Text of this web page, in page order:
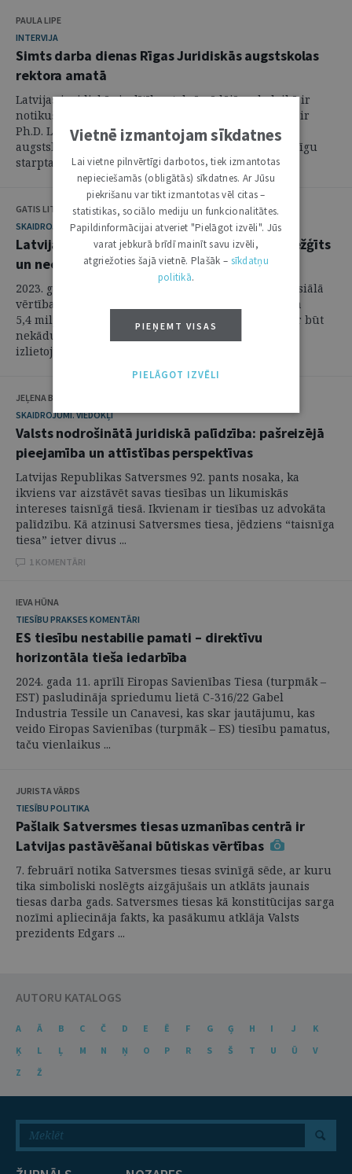
PAULA LIPE
INTERVIJA
Simts darba dienas Rīgas Juridiskās augstskolas
rektora amatā
Latvijas juridiskās izglītības telpā pēdējā gada laikā ir
notikušas vairākas būtiskas izmaiņas. Viena no tām ir
Ph.D. Lauras Ratnieces ievēlēšana Rīgas Juridiskās
augstskolas (turpmāk – RJA) rektora amatā. Ar bagātīgu
starptautisko pieredzi un ...
GATIS LITVINS
SKAIDROJUMI. VIEDOKĻI
Latvijas publisko iepirkumu regulējums – sarežģīts
un neelastīgs
2023. gadā kopējā piešķirto iepirkuma līgumu finansiālā
vērtība, piemērojot Publisko iepirkuma likumu, bija
5,4 miljardi eiro (bez PVN), kas ir 14 % no IKP. Nevar būt
nekādu šaubu, ka tik nozīmīgs publisko līdzekļu
izlietojums ...
JEĻENA BĀRBALE
SKAIDROJUMI. VIEDOKĻI
Valsts nodrošinātā juridiskā palīdzība: pašreizējā
pieejamība un attīstības perspektīvas
Latvijas Republikas Satversmes 92. pants nosaka, ka
ikviens var aizstāvēt savas tiesības un likumiskās
intereses taisnīgā tiesā. Ikvienam ir tiesības uz advokāta
palīdzību. Kā atzinusi Satversmes tiesa, jēdziens “taisnīga
tiesa” ietver divus ...
1 KOMENTĀRI
IEVA HŪNA
TIESĪBU PRAKSES KOMENTĀRI
ES tiesību nestabilie pamati – direktīvu
horizontāla tieša iedarbība
2024. gada 11. aprīlī Eiropas Savienības Tiesa (turpmāk –
EST) pasludināja spriedumu lietā C-316/22 Gabel
Industria Tessile un Canavesi, kas skar jautājumu, kas
veido Eiropas Savienības (turpmāk – ES) tiesību pamatus,
taču vienlaikus ...
JURISTA VĀRDS
TIESĪBU POLITIKA
Pašlaik Satversmes tiesas uzmanības centrā ir
Latvijas pastāvēšanai būtiskas vērtības
7. februārī notika Satversmes tiesas svinīgā sēde, ar kuru
tika simboliski noslēgts aizgājušais un atklāts jaunais
tiesas darba gads. Satversmes tiesas kā konstitūcijas sarga
nozīmi apliecināja fakts, ka pasākumu atklāja Valsts
prezidents Edgars ...
AUTORU KATALOGS
A Ā B C Č D E Ē F G Ģ H I J
K
Ķ
L Ļ M N Ņ O P R S Š T U Ū
V
Z
Ž
Vietnē izmantojam sīkdatnes
Lai vietne pilnvērtīgi darbotos, tiek izmantotas
nepieciešamās (obligātās) sīkdatnes. Ar Jūsu
piekrišanu var tikt izmantotas vēl citas –
statistikas, sociālo mediju un funkcionalitātes.
Papildinformācijai atveriet "Pielāgot izvēli". Jūs
varat jebkurā brīdī mainīt savu izvēli,
atgriežoties šajā vietnē. Plašāk – sīkdatņu
politikā.
PIEŅEMT VISAS
PIELĀGOT IZVĒLI